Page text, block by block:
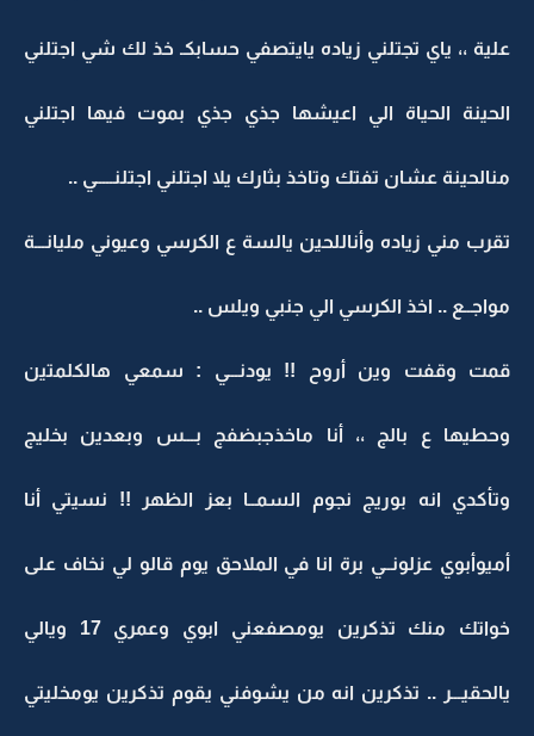
علية ،، ياي تجتلني زياده يايتصفي حسابكـ خذ لك شي اجتلني
الحينة الحياة الي اعيشها جذي جذي بموت فيها اجتلني
منالحينة عشان تفتك وتاخذ بثارك يلا اجتلني اجتلنـــــي ..
تقرب مني زياده وأناللحين يالسة ع الكرسي وعيوني مليانـــة
مواجــع .. اخذ الكرسي الي جنبي ويلس ..
قمت وقفت وين أروح !! يودنـــي : سمعي هالكلمتين
وحطيها ع بالج ،، أنا ماخذجبضفج بـــس وبعدين بخليج
وتأكدي انه بوريج نجوم السمــا بعز الظهر !! نسيتي أنا
أميوأبوي عزلونــي برة انا في الملاحق يوم قالو لي نخاف على
خواتك منك تذكرين يومصفعني ابوي وعمري 17 ويالي
يالحقيـــر .. تذكرين انه من يشوفني يقوم تذكرين يومخليتي